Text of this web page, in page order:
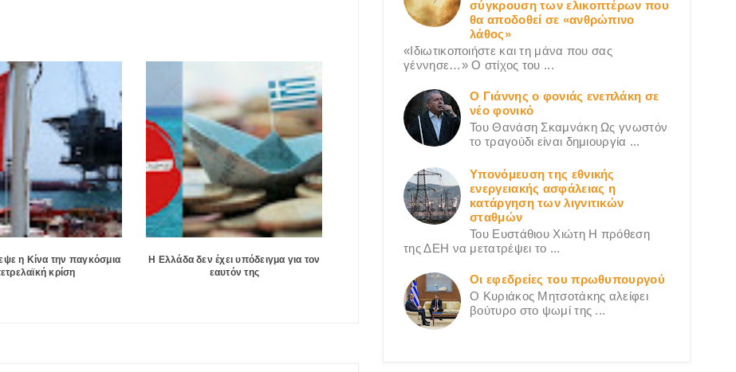
η Κίνα την παγκόσμια
κρίση
Η Ελλάδα δεν έχει υπόδειγμα για τον
εαυτόν της
σύγκρουση των ελικοπτέρων που
θα αποδοθεί σε «ανθρώπινο
λάθος»
«Ιδιωτικοποιήστε και τη μάνα που σας
γέννησε…» Ο στίχος του ...
Ο Γιάννης ο φονιάς ενεπλάκη σε
νέο φονικό
Του Θανάση Σκαμνάκη Ως γνωστόν
το τραγούδι είναι δημιουργία ...
Υπονόμευση της εθνικής
ενεργειακής ασφάλειας η
κατάργηση των λιγνιτικών
σταθμών
Του Ευστάθιου Χιώτη Η πρόθεση
της ΔΕΗ να μετατρέψει το ...
Οι εφεδρείες του πρωθυπουργού
Ο Κυριάκος Μητσοτάκης αλείφει
βούτυρο στο ψωμί της ...